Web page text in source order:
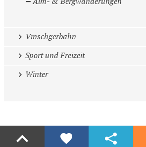
Vinschgerbahn
Sport und Freizeit
Winter